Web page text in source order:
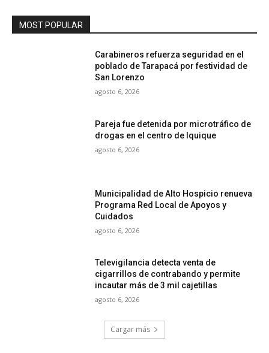
MOST POPULAR
Carabineros refuerza seguridad en el
poblado de Tarapacá por festividad de
San Lorenzo
agosto 6, 2026
Pareja fue detenida por microtráfico de
drogas en el centro de Iquique
agosto 6, 2026
Municipalidad de Alto Hospicio renueva
Programa Red Local de Apoyos y
Cuidados
agosto 6, 2026
Televigilancia detecta venta de
cigarrillos de contrabando y permite
incautar más de 3 mil cajetillas
agosto 6, 2026
Cargar más